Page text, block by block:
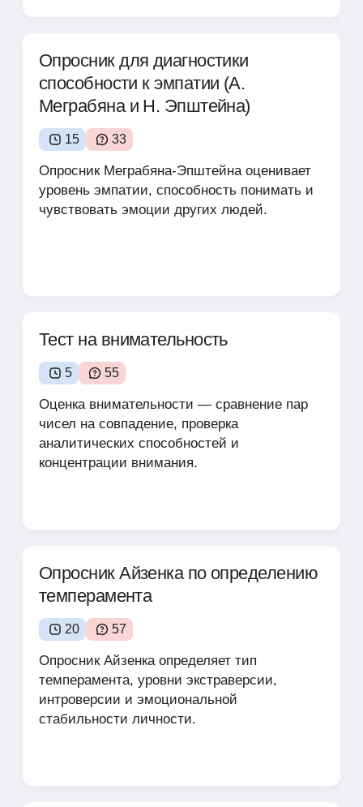
Опросник для диагностики
способности к эмпатии (А.
Меграбяна и Н. Эпштейна)
15 33
Опросник Меграбяна-Эпштейна оценивает
уровень эмпатии, способность понимать и
чувствовать эмоции других людей.
Тест на внимательность
5 55
Оценка внимательности — сравнение пар
чисел на совпадение, проверка
аналитических способностей и
концентрации внимания.
Опросник Айзенка по определению
темперамента
20 57
Опросник Айзенка определяет тип
темперамента, уровни экстраверсии,
интроверсии и эмоциональной
стабильности личности.